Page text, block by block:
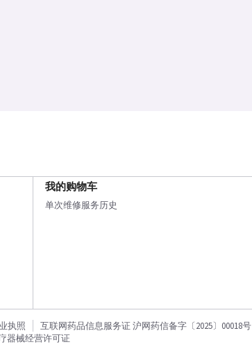
我的购物车
单次维修服务历史
执照 互联网药品信息服务证 沪网药信备字〔2025〕00018号
器械经营许可证